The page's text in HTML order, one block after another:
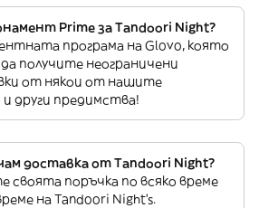
Prime за Tandoori Night?
програма на Glovo, която
получите неограничени
от някои от нашите
други предимства!
доставка от Tandoori Night?
своята поръчка по всяко време
на Tandoori Night’s.